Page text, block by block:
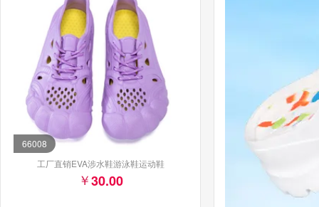
66008
工厂直销EVA涉水鞋游泳鞋运动鞋
30.00